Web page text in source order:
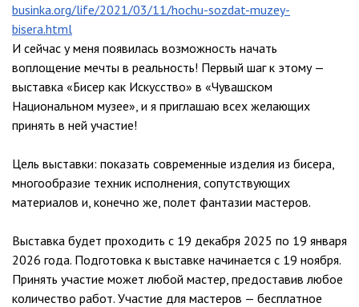
businka.org/life/2021/03/11/hochu-sozdat-muzey-
bisera.html
И сейчас у меня появилась возможность начать
воплощение мечты в реальность! Первый шаг к этому —
выставка «Бисер как Искусство» в «Чувашском
Национальном музее», и я приглашаю всех желающих
принять в ней участие!
Цель выставки: показать современные изделия из бисера,
многообразие техник исполнения, сопутствующих
материалов и, конечно же, полет фантазии мастеров.
Выставка будет проходить с 19 декабря 2025 по 19 января
2026 года. Подготовка к выставке начинается с 19 ноября.
Принять участие может любой мастер, предоставив любое
количество работ. Участие для мастеров — бесплатное